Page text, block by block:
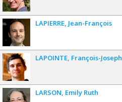
LAPIERRE Jean-François
LAPOINTE François-Joseph
LARSON Emily Ruth